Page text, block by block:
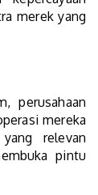
merek yang
perusahaan
mereka
relevan
pintu